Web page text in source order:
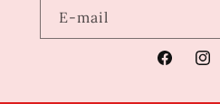
E-mail
Facebook